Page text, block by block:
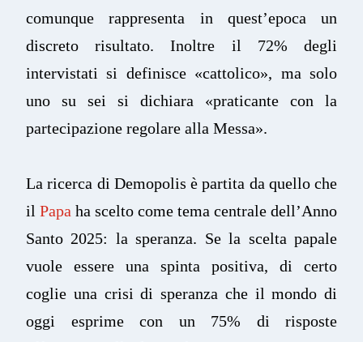
comunque rappresenta in quest’epoca un
discreto risultato. Inoltre il 72% degli
intervistati si definisce «cattolico», ma solo
uno su sei si dichiara «praticante con la
partecipazione regolare alla Messa».
La ricerca di Demopolis è partita da quello che
il Papa ha scelto come tema centrale dell’Anno
Santo 2025: la speranza. Se la scelta papale
vuole essere una spinta positiva, di certo
coglie una crisi di speranza che il mondo di
oggi esprime con un 75% di risposte